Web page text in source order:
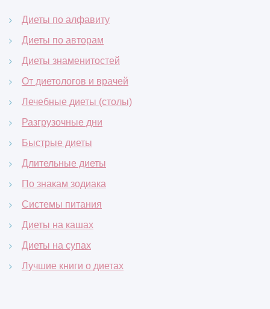
Диеты по алфавиту
Диеты по авторам
Диеты знаменитостей
От диетологов и врачей
Лечебные диеты (столы)
Разгрузочные дни
Быстрые диеты
Длительные диеты
По знакам зодиака
Системы питания
Диеты на кашах
Диеты на супах
Лучшие книги о диетах